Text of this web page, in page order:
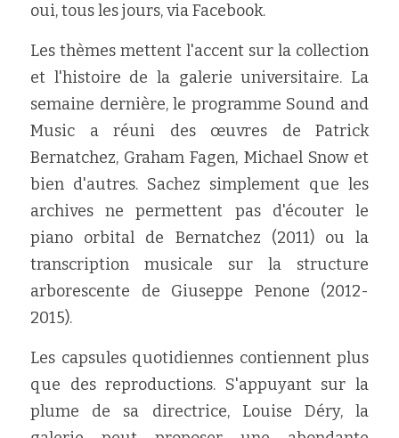
oui, tous les jours, via Facebook.
Les thèmes mettent l'accent sur la collection
et l'histoire de la galerie universitaire. La
semaine dernière, le programme Sound and
Music a réuni des œuvres de Patrick
Bernatchez, Graham Fagen, Michael Snow et
bien d'autres. Sachez simplement que les
archives ne permettent pas d'écouter le
piano orbital de Bernatchez (2011) ou la
transcription musicale sur la structure
arborescente de Giuseppe Penone (2012-
2015).
Les capsules quotidiennes contiennent plus
que des reproductions. S'appuyant sur la
plume de sa directrice, Louise Déry, la